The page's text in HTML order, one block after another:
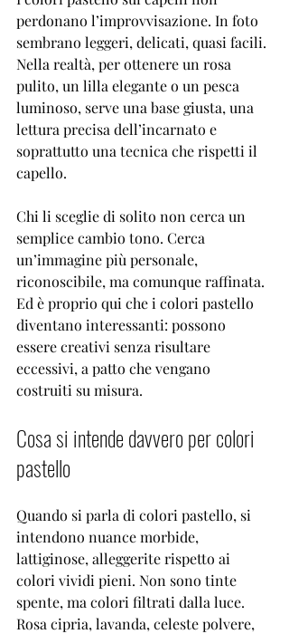
perdonano l’improvvisazione. In foto
sembrano leggeri, delicati, quasi facili.
Nella realtà, per ottenere un rosa
pulito, un lilla elegante o un pesca
luminoso, serve una base giusta, una
lettura precisa dell’incarnato e
soprattutto una tecnica che rispetti il
capello.
Chi li sceglie di solito non cerca un
semplice cambio tono. Cerca
un’immagine più personale,
riconoscibile, ma comunque raffinata.
Ed è proprio qui che i colori pastello
diventano interessanti: possono
essere creativi senza risultare
eccessivi, a patto che vengano
costruiti su misura.
Cosa si intende davvero per colori
pastello
Quando si parla di colori pastello, si
intendono nuance morbide,
lattiginose, alleggerite rispetto ai
colori vividi pieni. Non sono tinte
spente, ma colori filtrati dalla luce.
Rosa cipria, lavanda, celeste polvere,